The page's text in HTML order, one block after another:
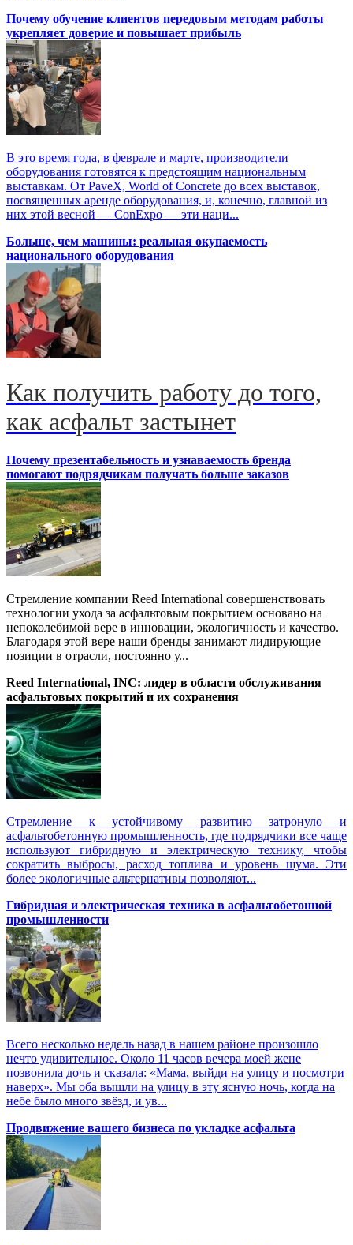
Почему обучение клиентов передовым методам работы
укрепляет доверие и повышает прибыль
В это время года, в феврале и марте, производители
оборудования готовятся к предстоящим национальным
выставкам. От PaveX, World of Concrete до всех выставок,
посвященных аренде оборудования, и, конечно, главной из
них этой весной — ConExpo — эти наци...
Больше, чем машины: реальная окупаемость
национального оборудования
Как получить работу до того,
как асфальт застынет
Почему презентабельность и узнаваемость бренда
помогают подрядчикам получать больше заказов
Стремление компании Reed International совершенствовать
технологии ухода за асфальтовым покрытием основано на
непоколебимой вере в инновации, экологичность и качество.
Благодаря этой вере наши бренды занимают лидирующие
позиции в отрасли, постоянно у...
Reed International, INC: лидер в области обслуживания
асфальтовых покрытий и их сохранения
Стремление к устойчивому развитию затронуло и
асфальтобетонную промышленность, где подрядчики все чаще
используют гибридную и электрическую технику, чтобы
сократить выбросы, расход топлива и уровень шума. Эти
более экологичные альтернативы позволяют...
Гибридная и электрическая техника в асфальтобетонной
промышленности
Всего несколько недель назад в нашем районе произошло
нечто удивительное. Около 11 часов вечера моей жене
позвонила дочь и сказала: «Мама, выйди на улицу и посмотри
наверх». Мы оба вышли на улицу в эту ясную ночь, когда на
небе было много звёзд, и ув...
Продвижение вашего бизнеса по укладке асфальта